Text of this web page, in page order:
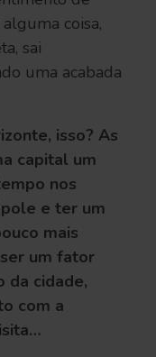
coisa,
sai
uma acabada
isso? As
capital um
nos
e ter um
mais
um fator
da cidade,
com a